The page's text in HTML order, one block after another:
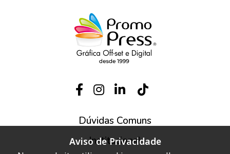
Dúvidas Comuns
Institucional
Aviso de Privacidade